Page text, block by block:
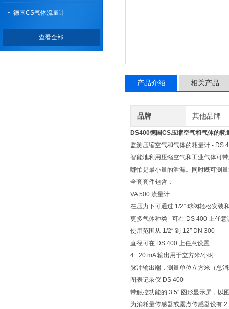
德国CS气体流量计
查看全部
产品介绍 相关产品
品牌 其他品牌
DS400德国CS压缩空气和气体的耗
监测压缩空气和气体的耗量计 - DS
智能地利用压缩空气和工业气体可
哪怕是最小量的泄漏。同时既可测
全套套件包含：
VA 500 流量计
在压力下可通过 1/2″ 球阀轻松安装
更多气体种类 - 可在 DS 400 上任意
使用范围从 1/2″ 到 12″ DN 300
直径可在 DS 400 上任意设置
4...20 mA 输出用于立方米/小时
脉冲输出端，测量单位立方米（总
图表记录仪 DS 400
带触控功能的 3.5″ 图形显示屏，以
为消耗量传感器或露点传感器设有